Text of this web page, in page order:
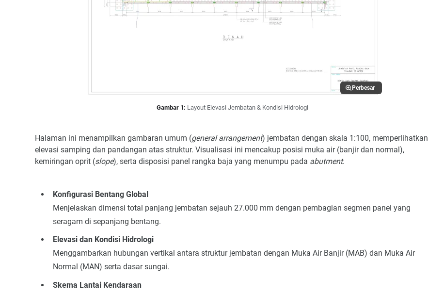
Perbesar
Gambar 1: Layout Elevasi Jembatan & Kondisi Hidrologi
Halaman ini menampilkan gambaran umum (general arrangement) jembatan dengan skala 1:100, memperlihatkan
elevasi samping dan pandangan atas struktur. Visualisasi ini mencakup posisi muka air (banjir dan normal),
kemiringan oprit (slope), serta disposisi panel rangka baja yang menumpu pada abutment.
Konfigurasi Bentang Global
Menjelaskan dimensi total panjang jembatan sejauh 27.000 mm dengan pembagian segmen panel yang
seragam di sepanjang bentang.
Elevasi dan Kondisi Hidrologi
Menggambarkan hubungan vertikal antara struktur jembatan dengan Muka Air Banjir (MAB) dan Muka Air
Normal (MAN) serta dasar sungai.
Skema Lantai Kendaraan